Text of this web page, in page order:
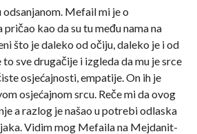
odsanjanom. Mefail mi je o
kao da su tu među nama na
što je daleko od očiju, daleko je i od
sve drugačije i izgleda da mu je srce
osjećajnosti, empatije. On ih je
osjećajnom srcu. Reče mi da ovog
a razlog je našao u potrebi odlaska
Vidim mog Mefaila na Mejdanit-